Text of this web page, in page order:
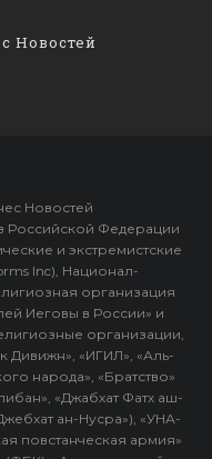
Новостей
Новостей
Российской Федерации
и экстремистские
Inc), Национал-
организация
Иеговы в России» и
организации,
Дивижн», «ИГИЛ», «Аль-
народа», «Братство»
«Джабхат Фатх аш-
ан-Нусра»), «УНА-
повстанческая армия»